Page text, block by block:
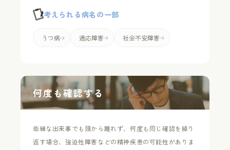
考えられる病名の一部
うつ病 適応障害 社会不安障害
些細な出来事でも頭から離れず、何度も同じ確認を繰り
返す場合、強迫性障害などの精神疾患の可能性がありま
何度も確認する